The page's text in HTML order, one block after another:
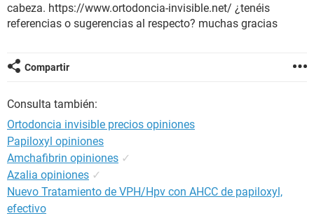
GLOSARIO
cabeza. https://www.ortodoncia-invisible.net/ ¿tenéis
referencias o sugerencias al respecto? muchas gracias
Compartir
Consulta también:
Ortodoncia invisible precios opiniones
Papiloxyl opiniones
Amchafibrin opiniones ✓
Azalia opiniones ✓
Nuevo Tratamiento de VPH/Hpv con AHCC de papiloxyl,
efectivo